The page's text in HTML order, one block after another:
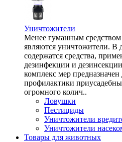
Уничтожители
Менее гуманным средством
являются уничтожители. В
содержатся средства,
дезинфекции и
комплекс мер предназначен
профилактики
огромного колич..
Ловушки
Пестициды
Уничтожители
Уничтожители
Товары для животных